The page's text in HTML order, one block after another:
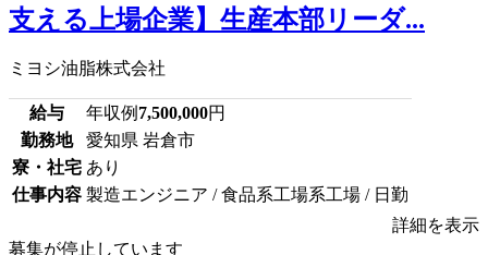
支える上場企業】生産本部リーダ...
ミヨシ油脂株式会社
給与 年収例 7,500,000円
勤務地
愛知県 岩倉市
寮・社宅 あり
仕事内容 製造エンジニア / 食品系工場系工場 / 日勤
詳細を表示
募集が停止しています